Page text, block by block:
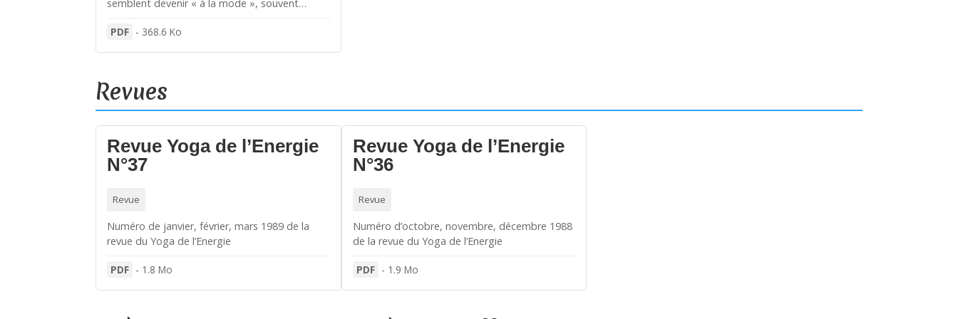
semblent devenir « à la mode », souvent…
PDF - 368.6 Ko
Revues
Revue Yoga de l’Energie
N°37
Revue
Numéro de janvier, février, mars 1989 de la
revue du Yoga de l’Energie
PDF - 1.8 Mo
Revue Yoga de l’Energie
N°36
Revue
Numéro d’octobre, novembre, décembre 1988
de la revue du Yoga de l’Energie
PDF - 1.9 Mo